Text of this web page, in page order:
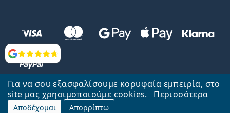
Για να σου εξασφαλίσουμε κορυφαία εμπειρία, στο
site μας χρησιμοποιούμε cookies.
Περισσότερα
Αποδέχομαι Απορρίπτω
Αξιολογήσεις